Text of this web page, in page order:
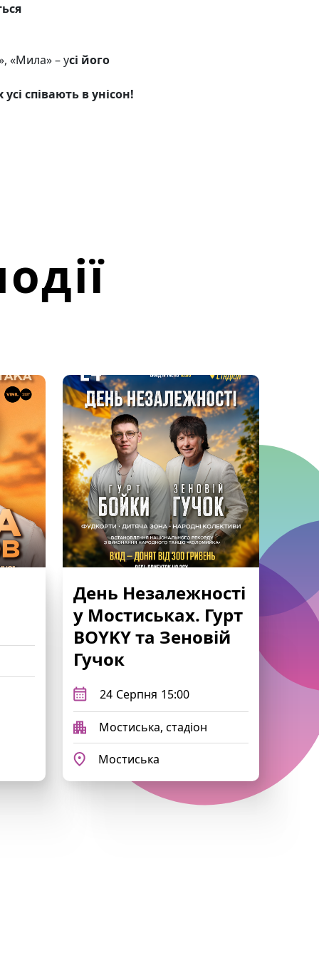
«Мила» – усі його
усі співають в унісон!
День Незалежності
у Мостиськах. Гурт
BOYKY та Зеновій
Гучок
24 Серпня 15:00
Мостиська, стадіон
Мостиська